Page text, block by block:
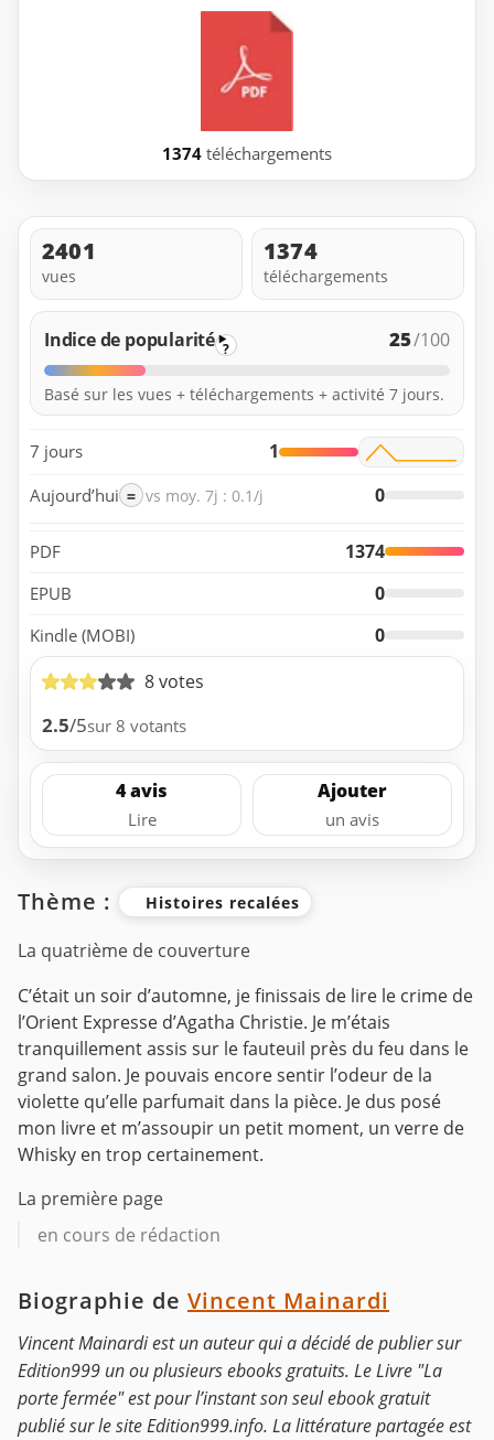
1374 téléchargements
2401
vues
1374
téléchargements
Indice de popularité ? 25/100
Basé sur les vues + téléchargements + activité 7 jours.
7 jours 1
Aujourd’hui = vs moy. 7j : 0.1/j 0
PDF 1374
EPUB 0
Kindle (MOBI)
0
8 votes
2.5/5sur 8 votants
4 avis
Lire
Ajouter
un avis
Thème : Histoires recalées
La quatrième de couverture
C’était un soir d’automne, je finissais de lire le crime de
l’Orient Expresse d’Agatha Christie. Je m’étais
tranquillement assis sur le fauteuil près du feu dans le
grand salon. Je pouvais encore sentir l’odeur de la
violette qu’elle parfumait dans la pièce. Je dus posé
mon livre et m’assoupir un petit moment, un verre de
Whisky en trop certainement.
La première page
en cours de rédaction
Biographie de Vincent Mainardi
Vincent Mainardi est un auteur qui a décidé de publier sur
Edition999 un ou plusieurs ebooks gratuits. Le Livre "La
porte fermée" est pour l’instant son seul ebook gratuit
publié sur le site Edition999.info. La littérature partagée est